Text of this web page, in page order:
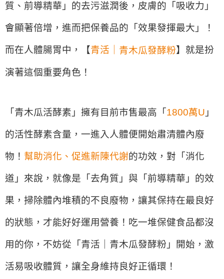
質、前導精華」的去污滋潤後，皮膚的「吸收力」
會顯著倍增，進而把保養品的「效果發揮最大」！
而在人體腸胃中，【青活｜ 青木瓜發酵粉】就是扮
演著這個重要角色！
「青木瓜活酵素」擁有目前市售最高「 1800萬U 」
的活性酵素含量，一進入人體便開始肅清體內廢
物！ 幫助消化、促進新陳代謝的功效，對「消化
道」來說，就像是「去角質」與「前導精華」的效
果，掃除體內堆積的不良廢物，讓其保持在最良好
的狀態，才能好好運用營養！吃一堆保健食品都沒
用的你，不妨從「青活｜青木瓜發酵粉」開始，激
活易吸收體質，讓全身維持良好正循環！